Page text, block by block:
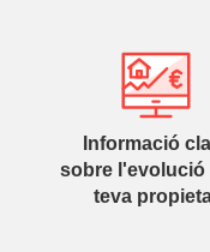
Informació
sobre l'evolució
teva